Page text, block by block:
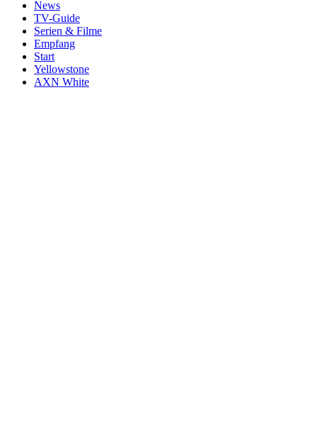
News
TV-Guide
Serien & Filme
Empfang
Start
Yellowstone
AXN White